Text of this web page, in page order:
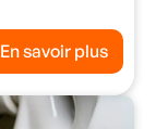
En savoir plus